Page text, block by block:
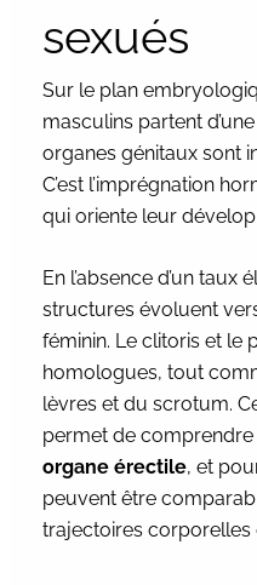
sexués
Sur le plan
masculins partent d’une
organes génitaux sont
C’est l’imprégnation
qui oriente leur
En l’absence d’un
structures évoluent
féminin. Le clitoris et le
homologues, tout
lèvres et du scrotum.
permet de
organe érectile, et
peuvent être
trajectoires corporelles